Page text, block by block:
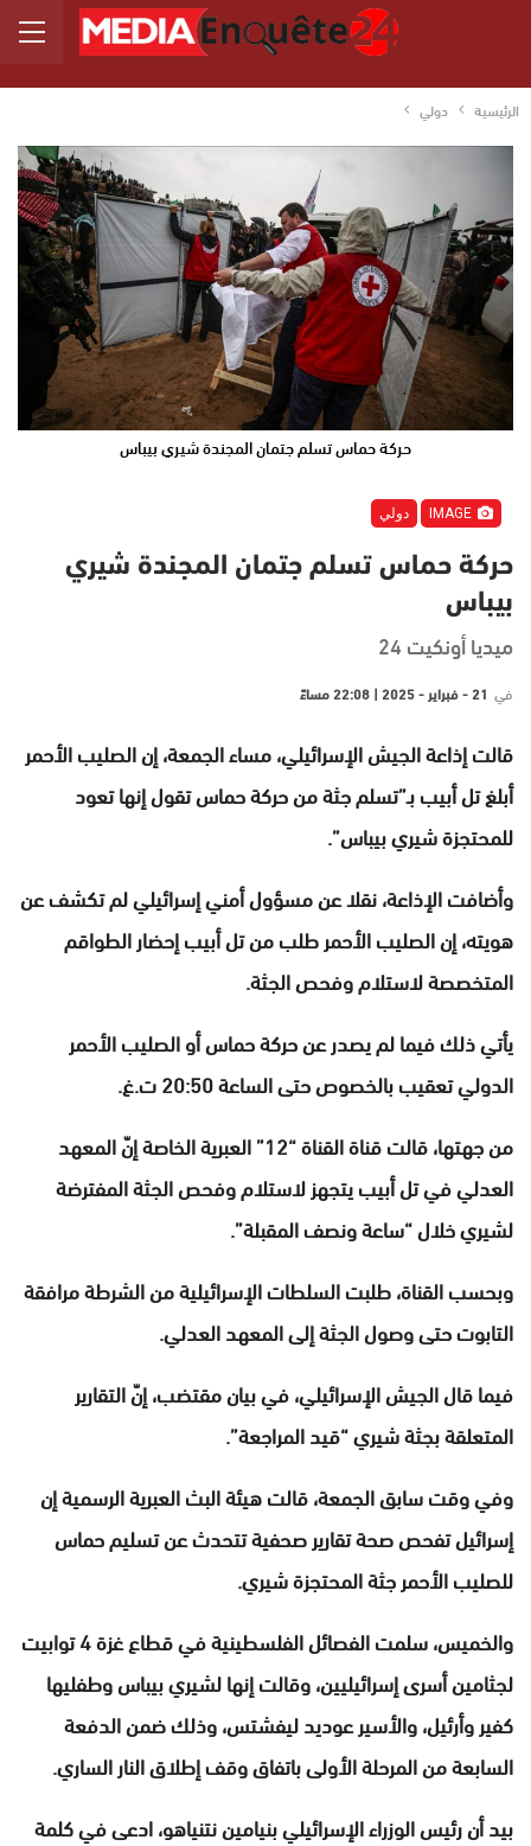
الرئيسية دولي
حركة حماس تسلم جتمان المجندة شيري بيباس
دولي
حركة حماس تسلم جتمان المجندة شيري
بيباس
ميديا أونكيت 24
في 21 - فبراير - 2025 | 22:08 مساءً
قالت إذاعة الجيش الإسرائيلي، مساء الجمعة، إن الصليب الأحمر
أبلغ تل أبيب بـ”تسلم جثة من حركة حماس تقول إنها تعود
للمحتجزة شيري بيباس”.
وأضافت الإذاعة، نقلا عن مسؤول أمني إسرائيلي لم تكشف عن
هويته، إن الصليب الأحمر طلب من تل أبيب إحضار الطواقم
المتخصصة لاستلام وفحص الجثة.
يأتي ذلك فيما لم يصدر عن حركة حماس أو الصليب الأحمر
الدولي تعقيب بالخصوص حتى الساعة 20:50 ت.غ.
من جهتها، قالت قناة القناة “12” العبرية الخاصة إنّ المعهد
العدلي في تل أبيب يتجهز لاستلام وفحص الجثة المفترضة
لشيري خلال “ساعة ونصف المقبلة”.
وبحسب القناة، طلبت السلطات الإسرائيلية من الشرطة مرافقة
التابوت حتى وصول الجثة إلى المعهد العدلي.
فيما قال الجيش الإسرائيلي، في بيان مقتضب، إنّ التقارير
المتعلقة بجثة شيري “قيد المراجعة”.
وفي وقت سابق الجمعة، قالت هيئة البث العبرية الرسمية إن
إسرائيل تفحص صحة تقارير صحفية تتحدث عن تسليم حماس
للصليب الأحمر جثة المحتجزة شيري.
والخميس، سلمت الفصائل الفلسطينية في قطاع غزة 4 توابيت
لجثامين أسرى إسرائيليين، وقالت إنها لشيري بيباس وطفليها
كفير وأرئيل، والأسير عوديد ليفشتس، وذلك ضمن الدفعة
السابعة من المرحلة الأولى باتفاق وقف إطلاق النار الساري.
بيد أن رئيس الوزراء الإسرائيلي بنيامين نتنياهو، ادعى في كلمة